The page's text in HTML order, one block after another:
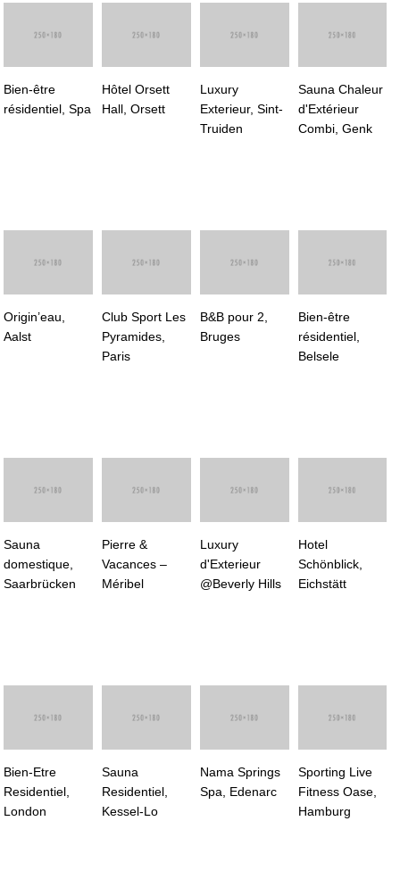
Bien-être
résidentiel, Spa
Hôtel Orsett
Hall, Orsett
Luxury
Exterieur, Sint-
Truiden
Sauna Chaleur
d'Extérieur
Combi, Genk
Origin’eau,
Aalst
Club Sport Les
Pyramides,
Paris
B&B pour 2,
Bruges
Bien-être
résidentiel,
Belsele
Sauna
domestique,
Saarbrücken
Pierre &
Vacances –
Méribel
Luxury
d'Exterieur
@Beverly Hills
Hotel
Schönblick,
Eichstätt
Bien-Etre
Residentiel,
London
Sauna
Residentiel,
Kessel-Lo
Nama Springs
Spa, Edenarc
Sporting Live
Fitness Oase,
Hamburg